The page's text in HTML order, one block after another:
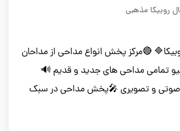
روبیکا مذهبی
🔴مرکز پخش انواع مداحی از مداحان
تمامی مداحی های جدید و قدیم 🔊
و تصویری 🎤پخش مداحی در سبک